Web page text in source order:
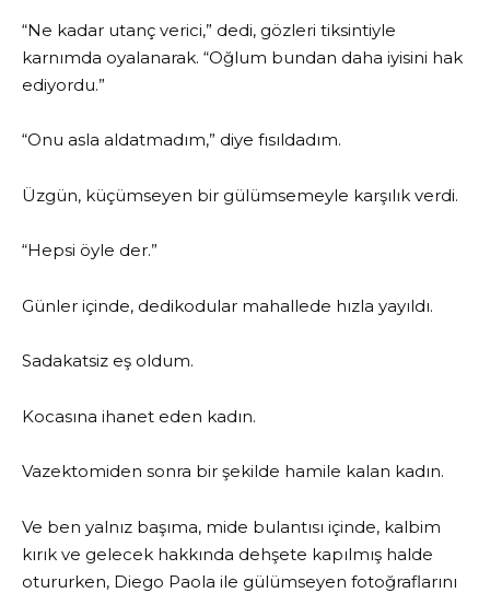
“Ne kadar utanç verici,” dedi, gözleri tiksintiyle
karnımda oyalanarak. “Oğlum bundan daha iyisini hak
ediyordu.”
“Onu asla aldatmadım,” diye fısıldadım.
Üzgün, küçümseyen bir gülümsemeyle karşılık verdi.
“Hepsi öyle der.”
Günler içinde, dedikodular mahallede hızla yayıldı.
Sadakatsiz eş oldum.
Kocasına ihanet eden kadın.
Vazektomiden sonra bir şekilde hamile kalan kadın.
Ve ben yalnız başıma, mide bulantısı içinde, kalbim
kırık ve gelecek hakkında dehşete kapılmış halde
otururken, Diego Paola ile gülümseyen fotoğraflarını